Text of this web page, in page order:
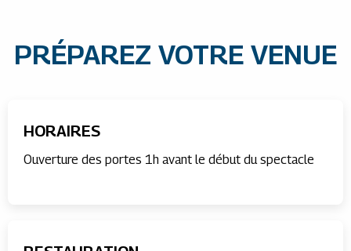
PRÉPAREZ VOTRE VENUE
HORAIRES
Ouverture des portes 1h avant le début du spectacle